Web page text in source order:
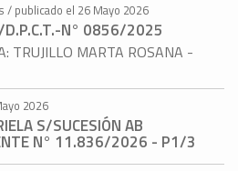
/ publicado el 26 Mayo 2026
D.P.C.T.-N° 0856/2025
TRUJILLO MARTA ROSANA -
2026
S/SUCESIÓN AB
N° 11.836/2026 - P1/3